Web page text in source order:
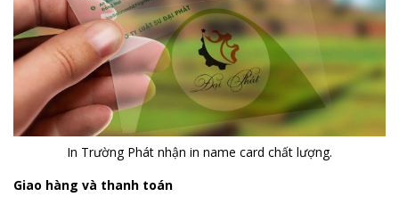
In Trường Phát nhận in name card chất lượng.
Giao hàng và thanh toán